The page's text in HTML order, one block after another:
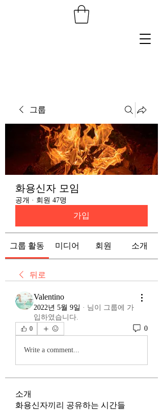
그룹
화용신자 모임
공개 · 회원 47명
가입
그룹 활동 미디어 회원 소개
뒤로
Valentino
2022년 5월 9일 · 님이 그룹에 가
입하였습니다.
0 0
Write a comment...
소개
화용신자끼리 공유하는 시간들